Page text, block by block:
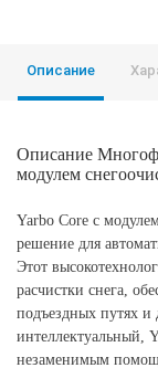
Описание
Описание
модулем
Yarbo Core с
решение для
Этот
расчистки снега,
подъездных путях
интеллектуальный,
незаменимым